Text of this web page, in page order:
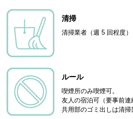
清掃
清掃業者（週 5 回程度）
ルール
喫煙所のみ喫煙可。
友人の宿泊可（要事前連
共用部のゴミ出しは清掃